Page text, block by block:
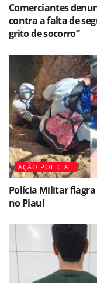
Comerciantes
contra a falta de
grito de socorro”
AÇÃO POLICIAL
Polícia Militar
no Piauí